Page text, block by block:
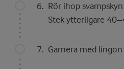
Rör ihop
Stek ytterligare
Garnera med